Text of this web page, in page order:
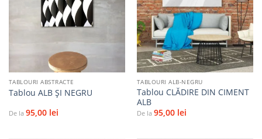
Adaugă
TABLOURI ABSTRACTE
Tablou ALB ȘI NEGRU
De la 95,00 lei
Adaugă
la
favorite
TABLOURI ALB-NEGRU
Tablou CLĂDIRE DIN CIMENT
ALB
De la 95,00 lei